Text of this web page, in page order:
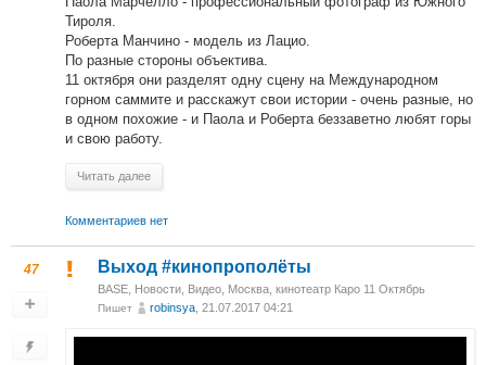
Тироля.
Роберта Манчино - модель из Лацио.
По разные стороны объектива.
11 октября они разделят одну сцену на Международном
горном саммите и расскажут свои истории - очень разные, но
в одном похожие - и Паола и Роберта беззаветно любят горы
и свою работу.
Читать далее
Комментариев нет
47 Выход #кинопрополёты
BASE Новости Видео Москва, кинотеатр Каро 11 Октябрь
Пишет robinsya , 21.07.2017 04:21